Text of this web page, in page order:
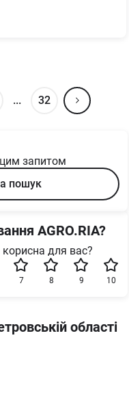
... 32
цим запитом
пошук
AGRO.RIA?
корисна для вас?
10
9
8
7
області